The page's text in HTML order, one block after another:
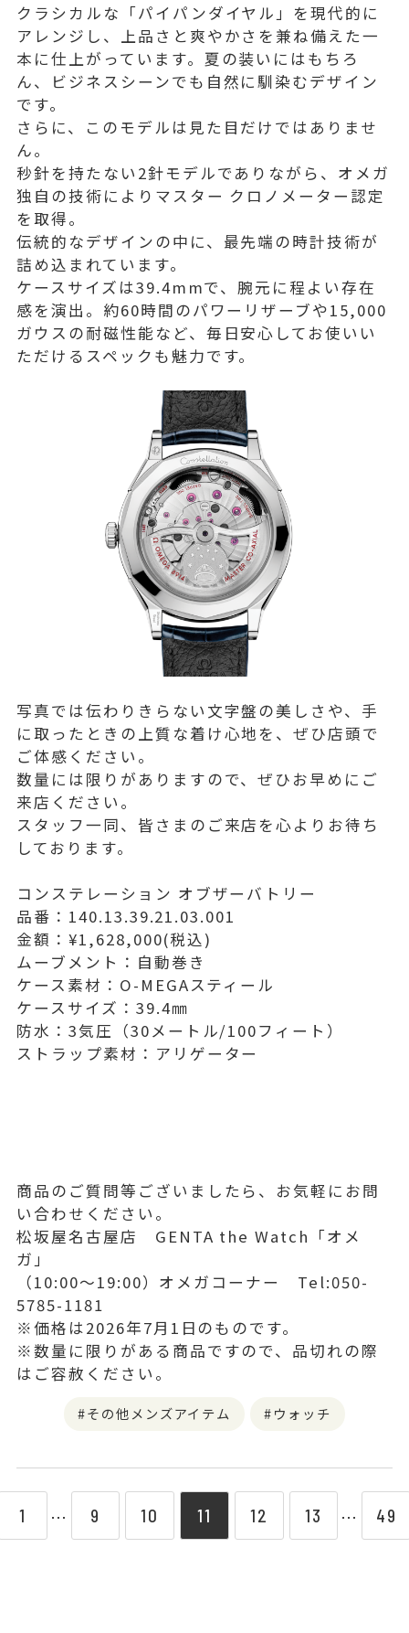
クラシカルな「パイパンダイヤル」を現代的に
アレンジし、上品さと爽やかさを兼ね備えた一
本に仕上がっています。夏の装いにはもちろ
ん、ビジネスシーンでも自然に馴染むデザイン
です。
さらに、このモデルは見た目だけではありませ
ん。
秒針を持たない2針モデルでありながら、オメガ
独自の技術によりマスター クロノメーター認定
を取得。
伝統的なデザインの中に、最先端の時計技術が
詰め込まれています。
ケースサイズは39.4mmで、腕元に程よい存在
感を演出。約60時間のパワーリザーブや15,000
ガウスの耐磁性能など、毎日安心してお使いい
ただけるスペックも魅力です。
写真では伝わりきらない文字盤の美しさや、手
に取ったときの上質な着け心地を、ぜひ店頭で
ご体感ください。
数量には限りがありますので、ぜひお早めにご
来店ください。
スタッフ一同、皆さまのご来店を心よりお待ち
しております。
コンステレーション オブザーバトリー
品番：140.13.39.21.03.001
金額：¥1,628,000(税込)
ムーブメント：自動巻き
ケース素材：O-MEGAスティール
ケースサイズ：39.4㎜
防水：3気圧（30メートル/100フィート）
ストラップ素材：アリゲーター
商品のご質問等ございましたら、お気軽にお問
い合わせください。
松坂屋名古屋店 GENTA the Watch「オメ
ガ」
（10:00〜19:00）オメガコーナー Tel:050-
5785-1181
※価格は2026年7月1日のものです。
※数量に限りがある商品ですので、品切れの際
はご容赦ください。
その他メンズアイテム ウォッチ
1 ⋯ 9 10 11 12 13 ⋯ 49